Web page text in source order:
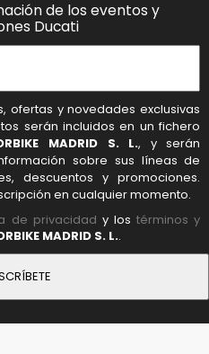
de los eventos y
Ducati
ofertas y novedades exclusivas
serán incluidos en un fichero
MADRID S. L., y serán
sobre sus líneas de
descuentos y promociones.
en cualquier momento.
de privacidad y lostérminos y
MADRID S. L..